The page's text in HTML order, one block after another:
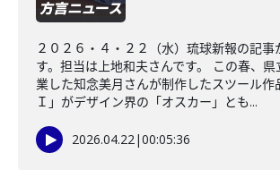
２０２６・４・２２（水）琉球新報の記事
す。担当は上地和夫さんです。 この春、
業した知念美月さんが制作したスツール作
Ｉ」がデザイン界の「オスカー」とも...
2026.04.22|00:05:36